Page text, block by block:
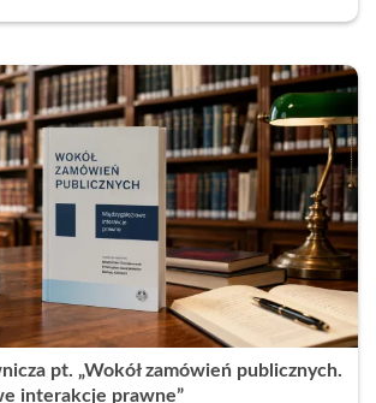
pt. „Wokół zamówień publicznych.
interakcje prawne”